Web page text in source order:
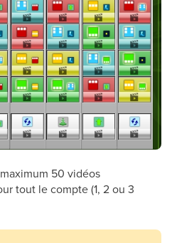
50 vidéos
tout le compte (1, 2 ou 3